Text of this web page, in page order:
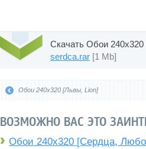
Скачать Обои
serdca.rar [1 Mb]
Обои 240x320 [Львы, Lion]
ВОЗМОЖНО ВАС ЭТО
Обои 240x320 [Сердца,